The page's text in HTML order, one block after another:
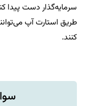
سرمایه‌گذار دست پیدا
طریق استارت آپ
کنند.